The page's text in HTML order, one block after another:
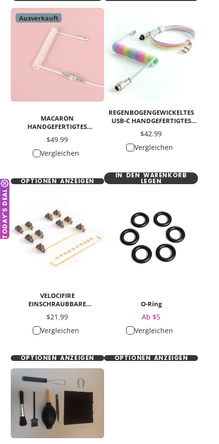
TODAY'S DEAL
Ausverkauft
MACARON
HANDGEFERTIGTES
GEWICKELTES USB-C-KABEL
Preis
$49.99
Vergleichen
OPTIONEN ANZEIGEN
REGENBOGENGEWICKELTES
USB-C HANDGEFERTIGTES
Preis
$42.99
Vergleichen
IN DEN WARENKORB
LEGEN
VELOCIFIRE
EINSCHRAUBBARE
PCB-MONTAGE
Preis
$21.99
Vergleichen
OPTIONEN ANZEIGEN
O-Ring
Preis
Ab $5
Vergleichen
OPTIONEN ANZEIGEN